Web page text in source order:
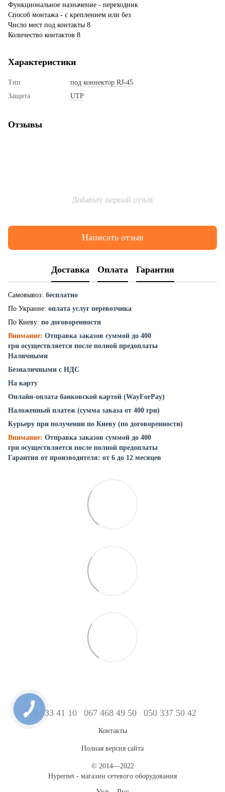
Функциональное назначение - переходник
Способ монтажа - с креплением или без
Число мест под контакты 8
Количество контактов 8
Характеристики
Тип
под коннектор RJ-45
Защита
UTP
Отзывы
Добавьте первый отзыв
Написать отзыв
Доставка Оплата Гарантия
Самовывоз: бесплатно
По Украине: оплата услуг перевозчика
По Киеву: по договоренности
Внимание: Отправка заказов суммой до 400
грн осуществляется после полной предоплаты
Наличными
Безналичными с НДС
На карту
Онлайн-оплата банковской картой (WayForPay)
Наложенный платеж (сумма заказа от 400 грн)
Курьеру при получении по Киеву (по договоренности)
Внимание: Отправка заказов суммой до 400
грн осуществляется после полной предоплаты
Гарантия от производителя: от 6 до 12 месяцев
044 333 41 10 067 468 49 50 050 337 50 42
Контакты
Полная версия сайта
© 2014—2022
Hypernet - магазин сетевого оборудования